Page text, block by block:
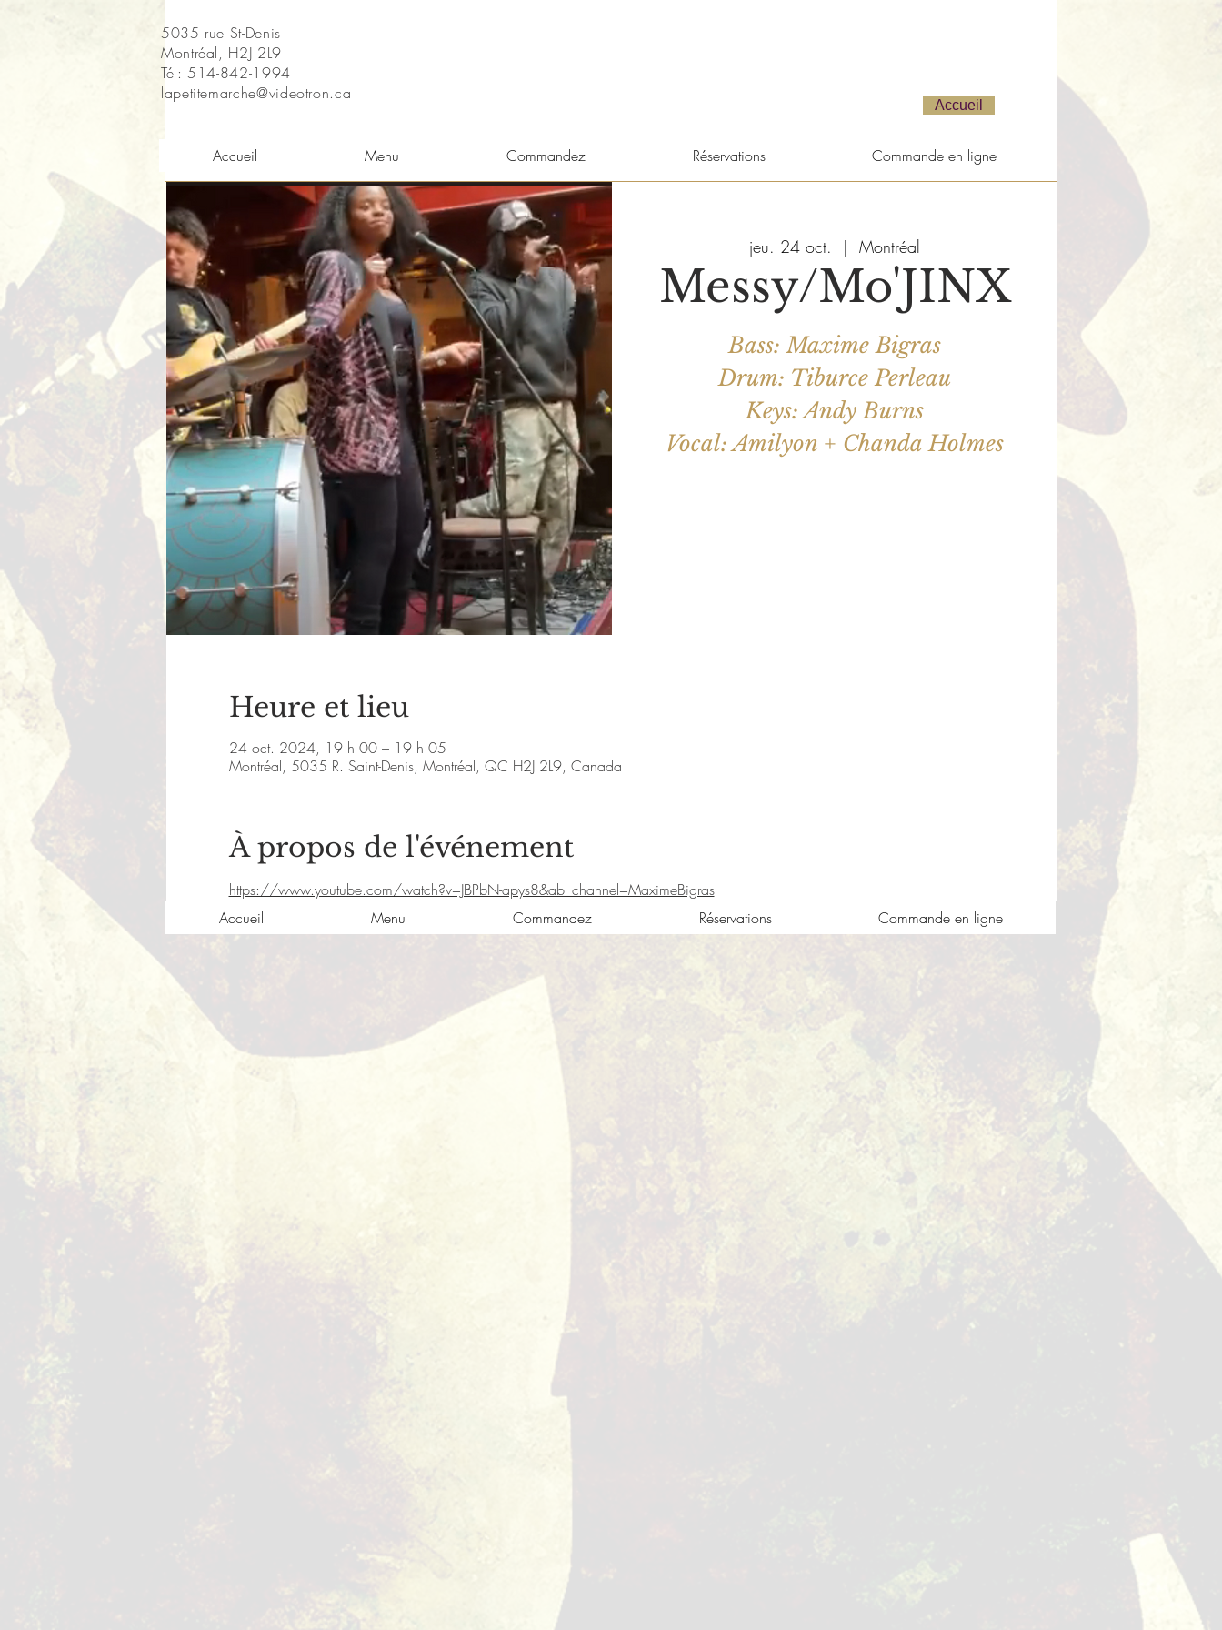
5035 rue St-Denis
Montréal, H2J 2L9
Tél: 514-842-1994
lapetitemarche@videotron.ca
Accueil
Accueil Menu Commandez Réservations Commande en ligne
jeu. 24 oct.
  |
Montréal
Messy/Mo'JINX
Bass: Maxime Bigras
Drum: Tiburce Perleau
Keys: Andy Burns
Vocal: Amilyon + Chanda Holmes
Heure et lieu
24 oct. 2024, 19 h 00 – 19 h 05
Montréal, 5035 R. Saint-Denis, Montréal, QC H2J 2L9, Canada
À propos de l'événement
https://www.youtube.com/watch?v=JBPbN-apys8&ab_channel=MaximeBigras
Accueil
Menu Commandez Réservations Commande en ligne